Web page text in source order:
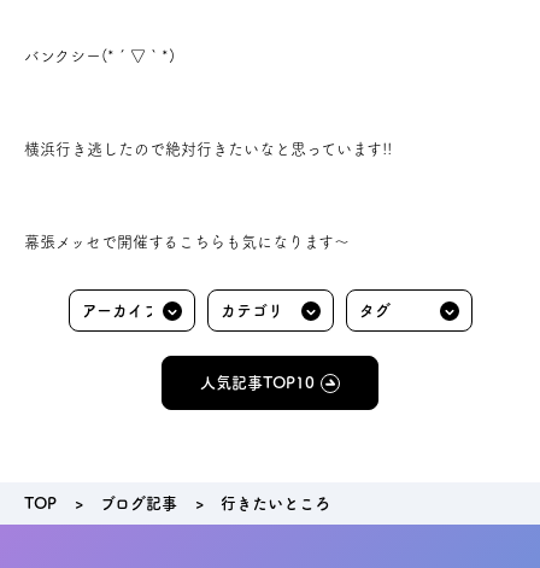
お問い合わせ
定休: 水曜・第一火曜
0120-787-221
公式アカウント
バンクシー(*´▽｀*)
横浜行き逃したので絶対行きたいなと思っています!!
幕張メッセで開催するこちらも気になります～
人気記事TOP10
TOP ブログ記事 行きたいところ